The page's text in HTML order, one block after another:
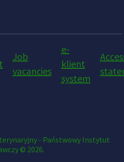
Job
vacancies
e-
klient
system
- Państwowy Instytut
© 2026.